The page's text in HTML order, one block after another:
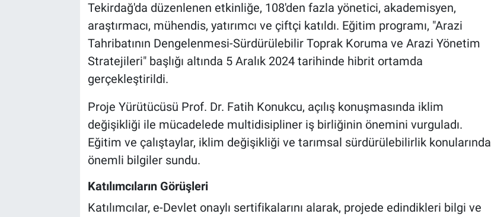
Tekirdağ'da düzenlenen etkinliğe, 108'den fazla yönetici, akademisyen,
araştırmacı, mühendis, yatırımcı ve çiftçi katıldı. Eğitim programı, "Arazi
Tahribatının Dengelenmesi-Sürdürülebilir Toprak Koruma ve Arazi Yönetim
Stratejileri" başlığı altında 5 Aralık 2024 tarihinde hibrit ortamda
gerçekleştirildi.
Proje Yürütücüsü Prof. Dr. Fatih Konukcu, açılış konuşmasında iklim
değişikliği ile mücadelede multidisipliner iş birliğinin önemini vurguladı.
Eğitim ve çalıştaylar, iklim değişikliği ve tarımsal sürdürülebilirlik konularında
önemli bilgiler sundu.
Katılımcıların Görüşleri
Katılımcılar, e-Devlet onaylı sertifikalarını alarak, projede edindikleri bilgi ve